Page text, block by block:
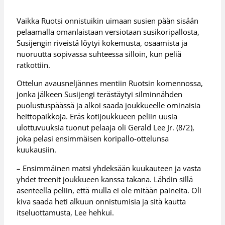
Vaikka Ruotsi onnistuikin uimaan susien pään sisään
pelaamalla omanlaistaan versiotaan susikoripallosta,
Susijengin riveistä löytyi kokemusta, osaamista ja
nuoruutta sopivassa suhteessa silloin, kun peliä
ratkottiin.
Ottelun avausneljännes mentiin Ruotsin komennossa,
jonka jälkeen Susijengi terästäytyi silminnähden
puolustuspäässä ja alkoi saada joukkueelle ominaisia
heittopaikkoja. Eräs kotijoukkueen peliin uusia
ulottuvuuksia tuonut pelaaja oli Gerald Lee Jr. (8/2),
joka pelasi ensimmäisen koripallo-ottelunsa
kuukausiin.
– Ensimmäinen matsi yhdeksään kuukauteen ja vasta
yhdet treenit joukkueen kanssa takana. Lähdin sillä
asenteella peliin, että mulla ei ole mitään paineita. Oli
kiva saada heti alkuun onnistumisia ja sitä kautta
itseluottamusta, Lee hehkui.